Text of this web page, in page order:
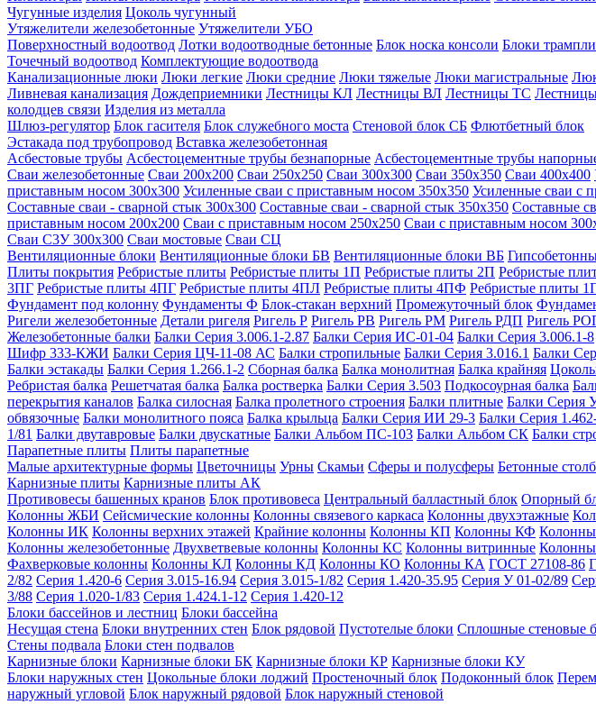
Чугунные изделия Цоколь чугунный
Утяжелители железобетонные Утяжелители УБО
Поверхностный водоотвод Лотки водоотводные бетонные Блок носка консоли Блоки
Точечный водоотвод Комплектующие водоотвода
Канализационные люки Люки легкие Люки средние Люки тяжелые Люки магистральные
Ливневая канализация Дождеприемники Лестницы КЛ Лестницы ВЛ Лестницы ТС
колодцев связи Изделия из металла
Шлюз-регулятор Блок гасителя Блок служебного моста Стеновой блок СБ Флютбетный блок
Эстакада под трубопровод Вставка железобетонная
Асбестовые трубы Асбестоцементные трубы безнапорные Асбестоцементные трубы
Сваи железобетонные Сваи 200х200 Сваи 250х250 Сваи 300х300 Сваи 350х350 Сваи 400х400
приставным носом 300х300 Усиленные сваи с приставным носом 350х350 Усиленные сваи с
Составные сваи - сварной стык 300х300 Составные сваи - сварной стык 350х350 Составные
приставным носом 200х200 Сваи с приставным носом 250х250 Сваи с приставным носом
Сваи С3У 300х300 Сваи мостовые Сваи СЦ
Вентиляционные блоки Вентиляционные блоки БВ Вентиляционные блоки ВБ
Плиты покрытия Ребристые плиты Ребристые плиты 1П Ребристые плиты 2П Ребристые
3ПГ Ребристые плиты 4ПГ Ребристые плиты 4ПЛ Ребристые плиты 4ПФ Ребристые плиты
Фундамент под колонну Фундаменты Ф Блок-стакан верхний Промежуточный блок
Ригели железобетонные Детали ригеля Ригель Р Ригель РВ Ригель РМ Ригель РДП Ригель
Железобетонные балки Балки Серия 3.006.1-2.87 Балки Серия ИС-01-04 Балки Серия 3.006.1-8
Шифр 333-КЖИ Балки Серия ЦЧ-11-08 АС Балки стропильные Балки Серия 3.016.1 Балки
Балки эстакады Балки Серия 1.266.1-2 Сборная балка Балка монолитная Балка крайняя
Ребристая балка Решетчатая балка Балка ростверка Балки Серия 3.503 Подкосоурная балка
перекрытия каналов Балка силосная Балка пролетного строения Балки плитные Балки Серия
обвязочные Балки монолитного пояса Балка крыльца Балки Серия ИИ 29-3 Балки Серия
1/81 Балки двутавровые Балки двускатные Балки Альбом ПС-103 Балки Альбом СК Балки
Парапетные плиты Плиты парапетные
Малые архитектурные формы Цветочницы Урны Скамьи Сферы и полусферы Бетонные
Карнизные плиты Карнизные плиты АК
Противовесы башенных кранов Блок противовеса Центральный балластный блок Опорный
Колонны ЖБИ Сейсмические колонны Колонны связевого каркаса Колонны двухэтажные
Колонны ИК Колонны верхних этажей Крайние колонны Колонны КП Колонны КФ
Колонны железобетонные Двухветвевые колонны Колонны КС Колонны витринные
Фахверковые колонны Колонны КЛ Колонны КД Колонны КО Колонны КА ГОСТ 27108-86
2/82 Серия 1.420-6 Серия 3.015-16.94 Серия 3.015-1/82 Серия 1.420-35.95 Серия У 01-02/89
3/88 Серия 1.020-1/83 Серия 1.424.1-12 Серия 1.420-12
Блоки бассейнов и лестниц Блоки бассейна
Несущая стена Блоки внутренних стен Блок рядовой Пустотелые блоки Сплошные стеновые
Стены подвала Блоки стен подвалов
Карнизные блоки Карнизные блоки БК Карнизные блоки КР Карнизные блоки КУ
Блоки наружных стен Цокольные блоки лоджий Простеночный блок Подоконный блок
наружный угловой Блок наружный рядовой Блок наружный стеновой